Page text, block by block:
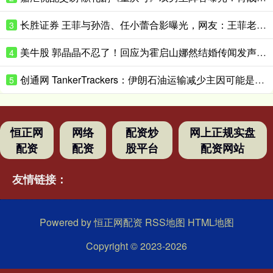
3 长胜证券 王菲与孙浩、任小蕾合影曝光，网友：王菲老了，眼角下垂皱纹明显
4 美牛股 郭晶晶不忍了！回应为霍启山娜然结婚传闻发声之事，我们都被骗了
5 创通网 TankerTrackers：伊朗石油运输减少主因可能是泄漏事故 而非美国封锁
恒正网
配资
网络
配资
配资炒
股平台
网上正规实盘
配资网站
友情链接：
Powered by恒正网配资 RSS地图 HTML地图
Copyright© 2023-2026